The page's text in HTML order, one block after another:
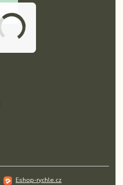
Eshop-rychle.cz